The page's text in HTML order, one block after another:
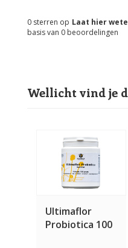
Laat hier
0 sterren op
basis van 0 beoordelingen
Wellicht vind je
Ultimaflor
Probiotica 100